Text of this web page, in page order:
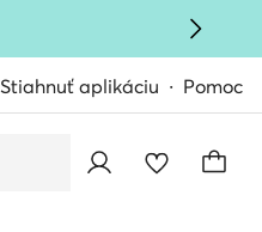
Stiahnuť aplikáciu Pomoc